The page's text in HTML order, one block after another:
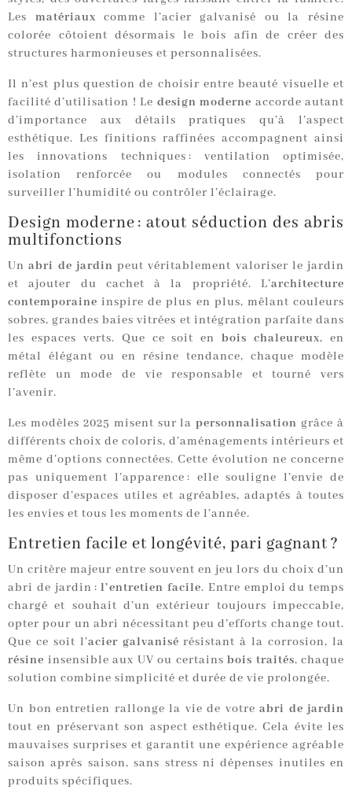
Les matériaux comme l’acier galvanisé ou la résine
colorée côtoient désormais le bois afin de créer des
structures harmonieuses et personnalisées.
Il n’est plus question de choisir entre beauté visuelle et
facilité d’utilisation ! Le design moderne accorde autant
d’importance aux détails pratiques qu’à l’aspect
esthétique. Les finitions raffinées accompagnent ainsi
les innovations techniques : ventilation optimisée,
isolation renforcée ou modules connectés pour
surveiller l’humidité ou contrôler l’éclairage.
Design moderne : atout séduction des abris
multifonctions
Unabri de jardin peut véritablement valoriser le jardin
et ajouter du cachet à la propriété. L’architecture
contemporaine inspire de plus en plus, mêlant couleurs
sobres, grandes baies vitrées et intégration parfaite dans
les espaces verts. Que ce soit enbois chaleureux, en
métal élégant ou en résine tendance, chaque modèle
reflète un mode de vie responsable et tourné vers
l’avenir.
Les modèles 2025 misent sur lapersonnalisation grâce à
différents choix de coloris, d’aménagements intérieurs et
même d’options connectées. Cette évolution ne concerne
pas uniquement l’apparence : elle souligne l’envie de
disposer d’espaces utiles et agréables, adaptés à toutes
les envies et tous les moments de l’année.
Entretien facile et longévité, pari gagnant ?
Un critère majeur entre souvent en jeu lors du choix d’un
abri de jardin :l’entretien facile. Entre emploi du temps
chargé et souhait d’un extérieur toujours impeccable,
opter pour un abri nécessitant peu d’efforts change tout.
Que ce soit l’acier galvanisé résistant à la corrosion, la
résine insensible aux UV ou certains bois traités, chaque
solution combine simplicité et durée de vie prolongée.
Un bon entretien rallonge la vie de votre abri de jardin
tout en préservant son aspect esthétique. Cela évite les
mauvaises surprises et garantit une expérience agréable
saison après saison, sans stress ni dépenses inutiles en
produits spécifiques.